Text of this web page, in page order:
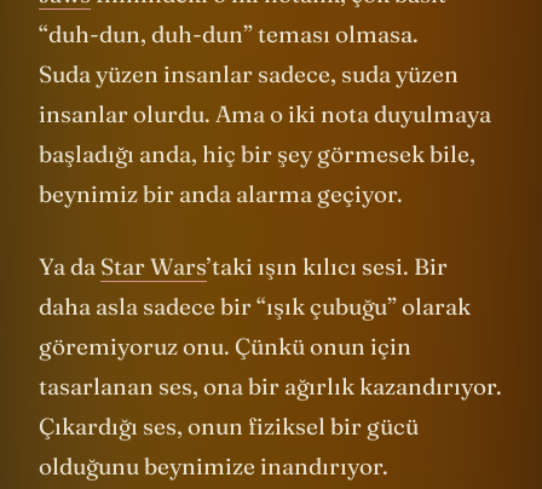
“duh-dun, duh-dun” teması olmasa.
Suda yüzen insanlar sadece, suda yüzen
insanlar olurdu. Ama o iki nota duyulmaya
başladığı anda, hiç bir şey görmesek bile,
beynimiz bir anda alarma geçiyor.
Ya da Star Wars’taki ışın kılıcı sesi. Bir
daha asla sadece bir “ışık çubuğu” olarak
göremiyoruz onu. Çünkü onun için
tasarlanan ses, ona bir ağırlık kazandırıyor.
Çıkardığı ses, onun fiziksel bir gücü
olduğunu beynimize inandırıyor.